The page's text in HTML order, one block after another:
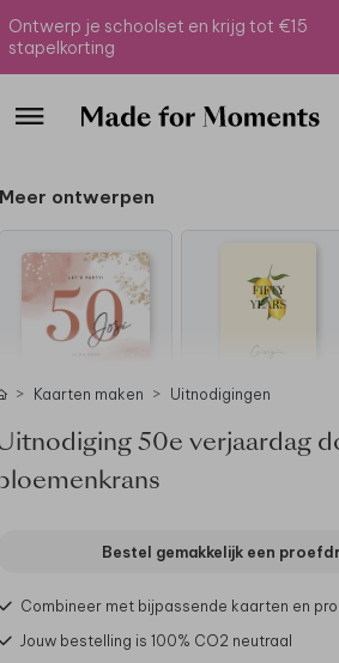
Ontwerp je schoolset en krijg tot €15
stapelkorting
Meer ontwerpen
Kaarten maken Uitnodigingen
50e verjaardag
Bestel gemakkelijk een
Combineer met bijpassende kaarten en
Jouw bestelling is 100% CO2 neutraal